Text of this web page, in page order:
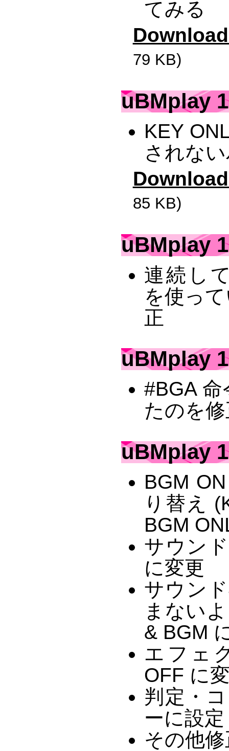
てみる
79 KB)
uBMplay
KEY
されな
85 KB)
uBMplay
連続し
を使っ
正
uBMplay
#BGA
たのを
uBMplay
BGM
り替え
BGM
サウン
に変更
サウン
まない
& BGM
エフェ
OFF に
判定・
ーに設定
その他